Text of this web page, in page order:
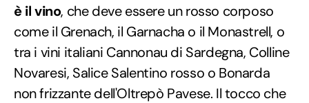
è il vino, che deve essere un rosso corposo
come il Grenach, il Garnacha o il Monastrell, o
tra i vini italiani Cannonau di Sardegna, Colline
Novaresi, Salice Salentino rosso o Bonarda
non frizzante dell'Oltrepò Pavese. Il tocco che